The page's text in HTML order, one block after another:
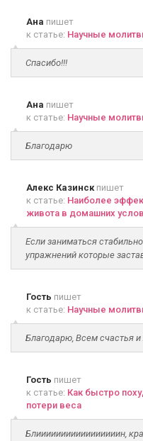
Ана пишет
к статье: Научные
Спасибо!!!
Ана пишет
к статье: Научные
Благодарю
Алекс Казинскпишет
к статье: Наиболее
живота в домашних
Если заниматься
упражнений которые
Гость пишет
к статье: Научные
Благодарю, Всем счастья
Гость пишет
к статье: Как быстро
потери веса
Блииииииииииииииииин,